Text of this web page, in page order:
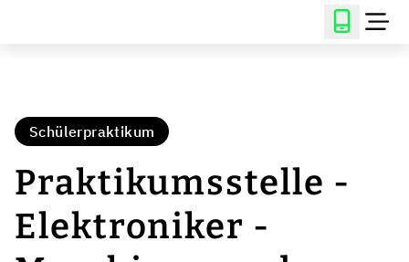
Schülerpraktikum
Praktikumsstelle -
Elektroniker -